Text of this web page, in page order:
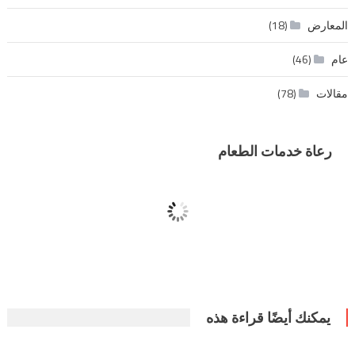
المعارض (18)
عام (46)
مقالات (78)
رعاة خدمات الطعام
يمكنك أيضًا قراءة هذه